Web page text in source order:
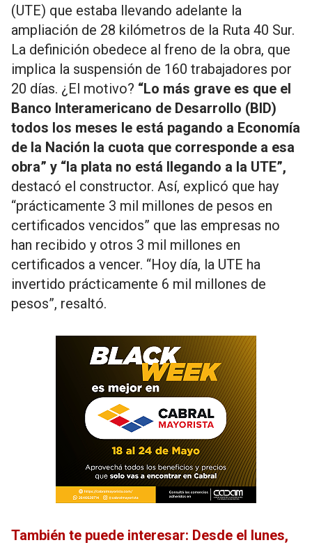
(UTE) que estaba llevando adelante la
ampliación de 28 kilómetros de la Ruta 40 Sur.
La definición obedece al freno de la obra, que
implica la suspensión de 160 trabajadores por
20 días. ¿El motivo? “Lo más grave es que el
Banco Interamericano de Desarrollo (BID)
todos los meses le está pagando a Economía
de la Nación la cuota que corresponde a esa
obra” y “la plata no está llegando a la UTE”,
destacó el constructor. Así, explicó que hay
“prácticamente 3 mil millones de pesos en
certificados vencidos” que las empresas no
han recibido y otros 3 mil millones en
certificados a vencer. “Hoy día, la UTE ha
invertido prácticamente 6 mil millones de
pesos”, resaltó.
También te puede interesar: Desde el lunes,